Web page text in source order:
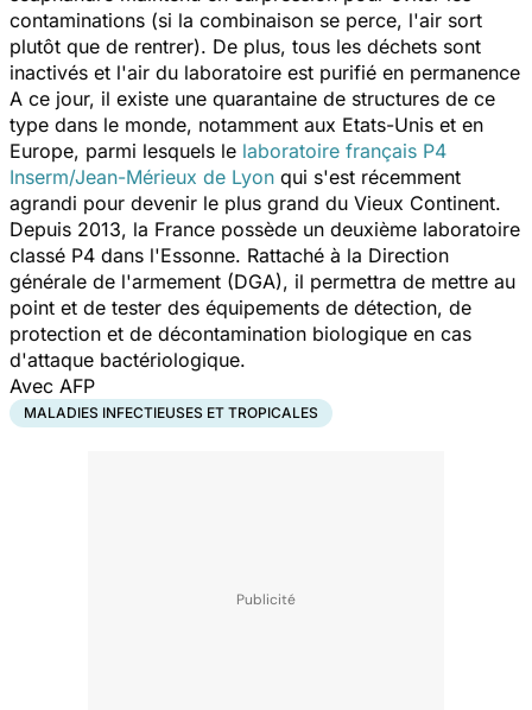
contaminations (si la combinaison se perce, l'air sort
plutôt que de rentrer). De plus, tous les déchets sont
inactivés et l'air du laboratoire est purifié en permanence
A ce jour, il existe une quarantaine de structures de ce
type dans le monde, notamment aux Etats-Unis et en
Europe, parmi lesquels le laboratoire français P4
Inserm/Jean-Mérieux de Lyon qui s'est récemment
agrandi pour devenir le plus grand du Vieux Continent.
Depuis 2013, la France possède un deuxième laboratoire
classé P4 dans l'Essonne. Rattaché à la Direction
générale de l'armement (DGA), il permettra de mettre au
point et de tester des équipements de détection, de
protection et de décontamination biologique en cas
d'attaque bactériologique.
Avec AFP
MALADIES INFECTIEUSES ET TROPICALES